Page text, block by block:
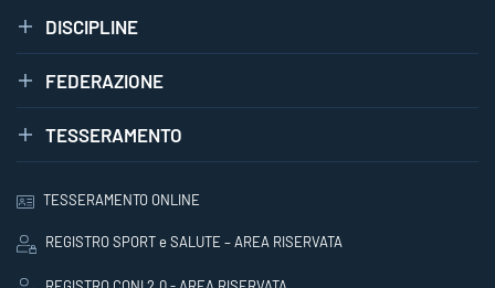
DISCIPLINE
FEDERAZIONE
TESSERAMENTO
TESSERAMENTO ONLINE
REGISTRO SPORT e SALUTE – AREA RISERVATA